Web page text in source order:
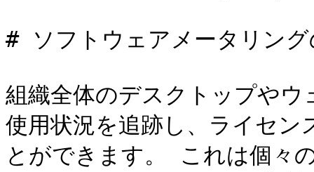
# ソフトウェアメータリング
組織全体のデスクトップや
使用状況を追跡し、ライセン
とができます。 これは個々